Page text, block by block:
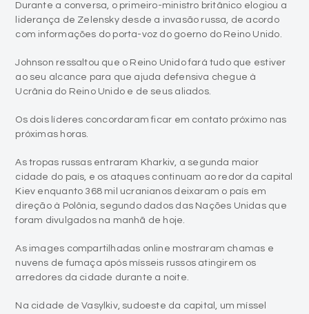
Durante a conversa, o primeiro-ministro britânico elogiou a
liderança de Zelensky desde a invasão russa, de acordo
com informações do porta-voz do goerno do Reino Unido.
Johnson ressaltou que o Reino Unido fará tudo que estiver
ao seu alcance para que ajuda defensiva chegue à
Ucrânia do Reino Unido e de seus aliados.
Os dois líderes concordaram ficar em contato próximo nas
próximas horas.
As tropas russas entraram Kharkiv, a segunda maior
cidade do país, e os ataques continuam ao redor da capital
Kiev enquanto 368 mil ucranianos deixaram o país em
direção à Polônia, segundo dados das Nações Unidas que
foram divulgados na manhã de hoje.
As images compartilhadas online mostraram chamas e
nuvens de fumaça após mísseis russos atingirem os
arredores da cidade durante a noite.
Na cidade de Vasylkiv, sudoeste da capital, um míssel